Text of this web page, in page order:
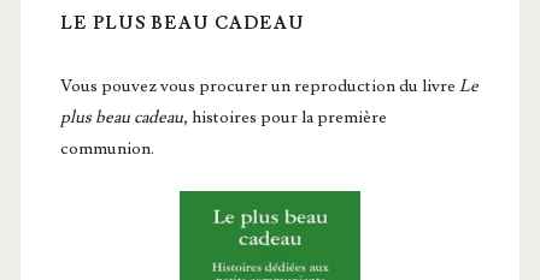
LE PLUS BEAU CADEAU
Vous pou­vez vous pro­cu­rer un repro­duc­tion du livre Le
plus beau cadeau, histoires pour la première
communion.